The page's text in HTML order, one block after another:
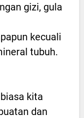
gizi, gula
kecuali
tubuh.
kita
dan